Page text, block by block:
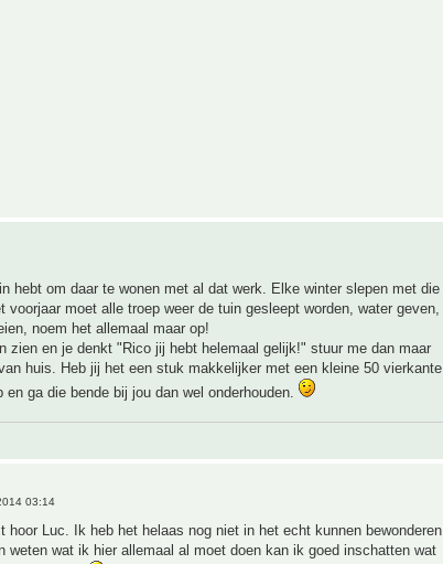
hebt om daar te wonen met al dat werk. Elke winter slepen met die
voorjaar moet alle troep weer de tuin gesleept worden, water geven,
noem het allemaal maar op!
zien en je denkt "Rico jij hebt helemaal gelijk!" stuur me dan maar
huis. Heb jij het een stuk makkelijker met een kleine 50 vierkante
ga die bende bij jou dan wel onderhouden.
03:14
hoor Luc. Ik heb het helaas nog niet in het echt kunnen bewonderen
weten wat ik hier allemaal al moet doen kan ik goed inschatten wat